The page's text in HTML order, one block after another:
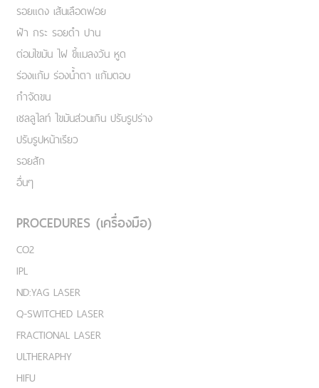
รอยแดง เส้นเลือดฟอย
ฝ้า กระ รอยดำ ปาน
ต่อมไขมัน ไฝ ขี้แมลงวัน หูด
ร่องแก้ม ร่องน้ำตา แก้มตอบ
กำจัดขน
เชลลูไลท์ ไขมันส่วนเกิน ปรับรูปร่าง
ปรับรูปหน้าเรียว
รอยสัก
อื่นๆ
PROCEDURES (เครื่องมือ)
CO2
IPL
ND:YAG LASER
Q-SWITCHED LASER
FRACTIONAL LASER
ULTHERAPHY
HIFU